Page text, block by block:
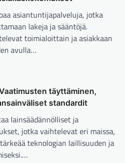
asiantuntijapalveluja, jotka
lakeja ja sääntöjä.
toimialoittain ja asiakkaan
avulla…
täyttäminen,
standardit
lainsäädännölliset ja
jotka vaihtelevat eri maissa,
teknologian laillisuuden ja